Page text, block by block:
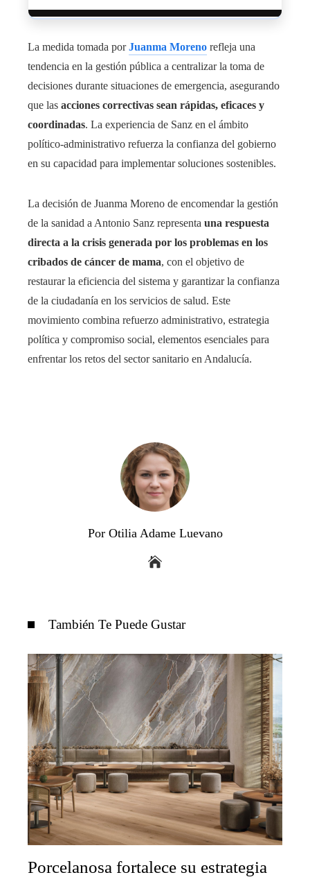
La medida tomada porJuanma Moreno refleja una
tendencia en la gestión pública a centralizar la toma de
decisiones durante situaciones de emergencia, asegurando
que las acciones correctivas sean rápidas, eficaces y
coordinadas. La experiencia de Sanz en el ámbito
político-administrativo refuerza la confianza del gobierno
en su capacidad para implementar soluciones sostenibles.
La decisión de Juanma Moreno de encomendar la gestión
de la sanidad a Antonio Sanz representa una respuesta
directa a la crisis generada por los problemas en los
cribados de cáncer de mama, con el objetivo de
restaurar la eficiencia del sistema y garantizar la confianza
de la ciudadanía en los servicios de salud. Este
movimiento combina refuerzo administrativo, estrategia
política y compromiso social, elementos esenciales para
enfrentar los retos del sector sanitario en Andalucía.
Por Otilia Adame Luevano
También Te Puede Gustar
Porcelanosa fortalece su estrategia